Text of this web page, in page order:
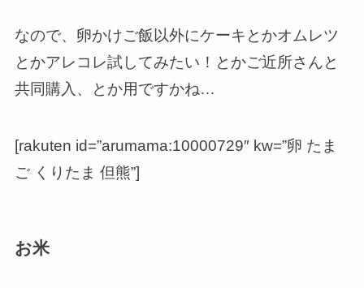
なので、卵かけご飯以外にケーキとかオムレツ
とかアレコレ試してみたい！とかご近所さんと
共同購入、とか用ですかね…
[rakuten id=”arumama:10000729″ kw=”卵 たま
ご くりたま 但熊”]
お米